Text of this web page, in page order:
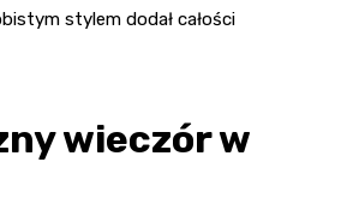
stylem dodał całości
wieczór w